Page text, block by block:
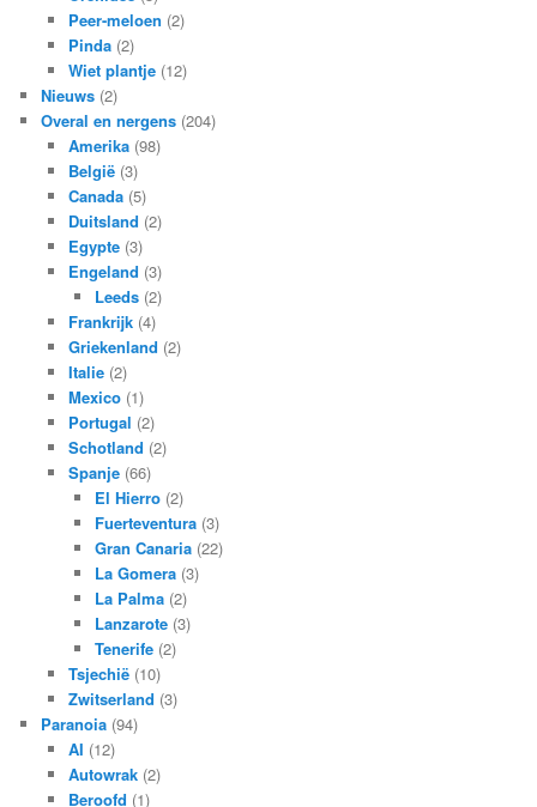
Peer-meloen (2)
Pinda(2)
Wiet plantje(12)
Nieuws (2)
Overal en nergens (204)
Amerika(98)
België(3)
Canada(5)
Duitsland (2)
Egypte(3)
Engeland (3)
Leeds (2)
Frankrijk(4)
Griekenland (2)
Italie(2)
Mexico(1)
Portugal (2)
Schotland (2)
Spanje(66)
El Hierro (2)
Fuerteventura (3)
Gran Canaria (22)
La Gomera (3)
La Palma (2)
Lanzarote (3)
Tenerife (2)
Tsjechië(10)
Zwitserland (3)
Paranoia (94)
AI (12)
Autowrak(2)
Beroofd (1)